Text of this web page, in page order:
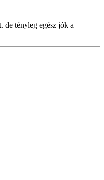
de tényleg egész jók a